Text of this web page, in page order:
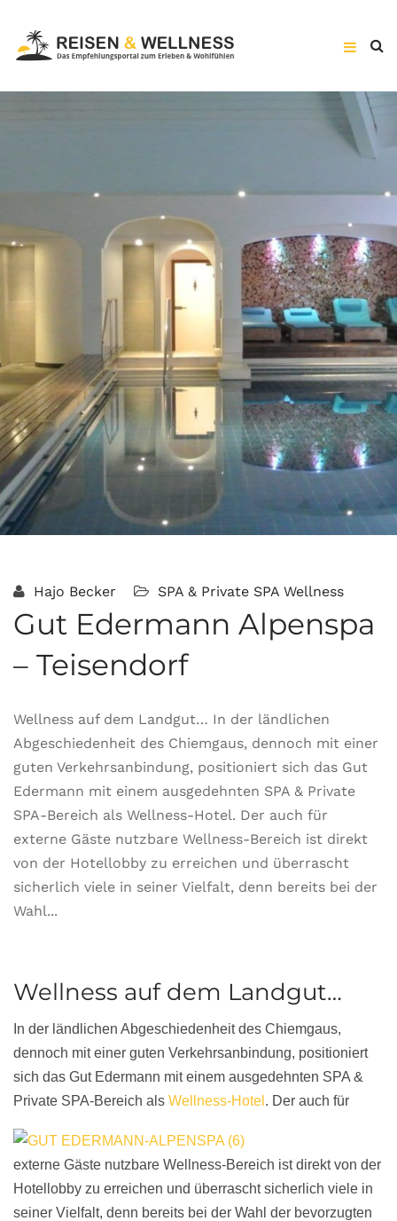
Hajo Becker SPA & Private SPA Wellness
Gut Edermann Alpenspa
– Teisendorf
Wellness auf dem Landgut… In der ländlichen
Abgeschiedenheit des Chiemgaus, dennoch mit einer
guten Verkehrsanbindung, positioniert sich das Gut
Edermann mit einem ausgedehnten SPA & Private
SPA-Bereich als Wellness-Hotel. Der auch für
externe Gäste nutzbare Wellness-Bereich ist direkt
von der Hotellobby zu erreichen und überrascht
sicherlich viele in seiner Vielfalt, denn bereits bei der
Wahl...
Wellness auf dem Landgut…
In der ländlichen Abgeschiedenheit des Chiemgaus,
dennoch mit einer guten Verkehrsanbindung, positioniert
sich das Gut Edermann mit einem ausgedehnten SPA &
Private SPA-Bereich als Wellness-Hotel . Der auch für
externe Gäste nutzbare Wellness-Bereich ist direkt von der
Hotellobby zu erreichen und überrascht sicherlich viele in
seiner Vielfalt, denn bereits bei der Wahl der bevorzugten